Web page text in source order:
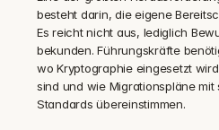
besteht darin, die eigene
Es reicht nicht aus, lediglich
bekunden. Führungskräfte
wo Kryptographie eingesetzt
sind und wie Migrationspläne
Standards übereinstimmen.